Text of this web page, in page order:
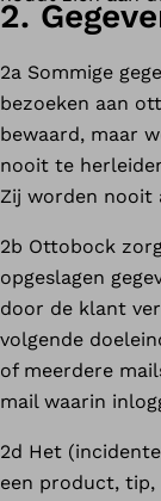
2.
2a Sommige
bezoeken aan
bewaard, maar
nooit te
Zij worden nooit
2b Ottobock
opgeslagen
door de klant
volgende
of meerdere
mail waarin
2d Het
een product, tip,